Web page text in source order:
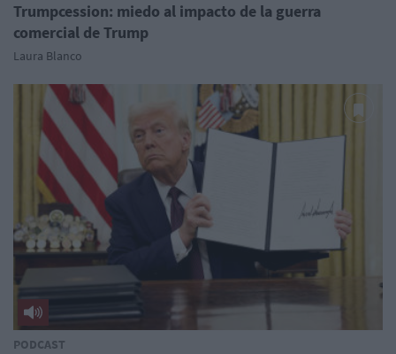
Trumpcession: miedo al impacto de la guerra
comercial de Trump
Laura Blanco
PODCAST